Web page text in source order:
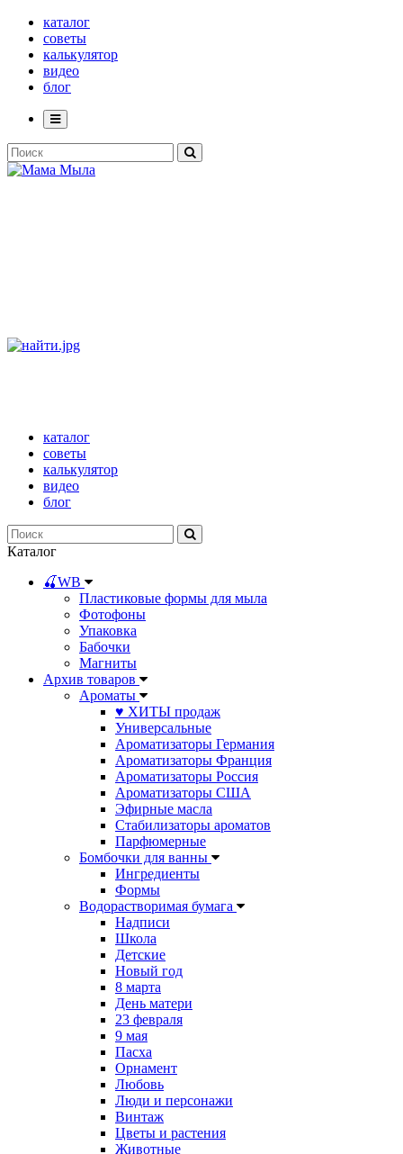
каталог
советы
калькулятор
видео
блог
каталог
советы
калькулятор
видео
блог
Каталог
🍒WB
Пластиковые формы для мыла
Фотофоны
Упаковка
Бабочки
Магниты
Архив товаров
Ароматы
♥ ХИТЫ продаж
Универсальные
Ароматизаторы Германия
Ароматизаторы Франция
Ароматизаторы Россия
Ароматизаторы США
Эфирные масла
Стабилизаторы ароматов
Парфюмерные
Бомбочки для ванны
Ингредиенты
Формы
Водорастворимая бумага
Надписи
Школа
Детские
Новый год
8 марта
День матери
23 февраля
9 мая
Пасха
Орнамент
Любовь
Люди и персонажи
Винтаж
Цветы и растения
Животные